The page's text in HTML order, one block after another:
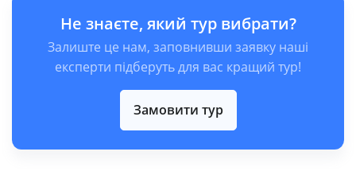
Не знаєте, який тур вибрати?
Залиште це нам, заповнивши заявку наші
експерти підберуть для вас кращий тур!
Замовити тур